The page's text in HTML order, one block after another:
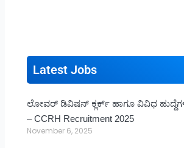
Latest Jobs
ಲೋವರ್ ಡಿವಿಷನ್ ಕ್ಲರ್ಕ್ ಹಾಗೂ ವಿವಿಧ
– CCRH Recruitment 2025
November 6, 2025